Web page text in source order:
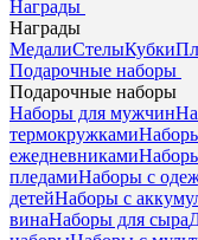
Награды
Награды
МедалиСтелыКубки
Подарочные наборы
Подарочные наборы
Наборы для мужчин
термокружками
ежедневниками
пледамиНаборы с
детейНаборы с
винаНаборы для сыра